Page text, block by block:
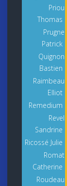
Priou
Thomas
Prugne
Patrick
Quignon
Bastien
Raimbeau
Elliot
Remedium
Revel
Sandrine
Ricossé Julie
Romat
Catherine
Roudeau